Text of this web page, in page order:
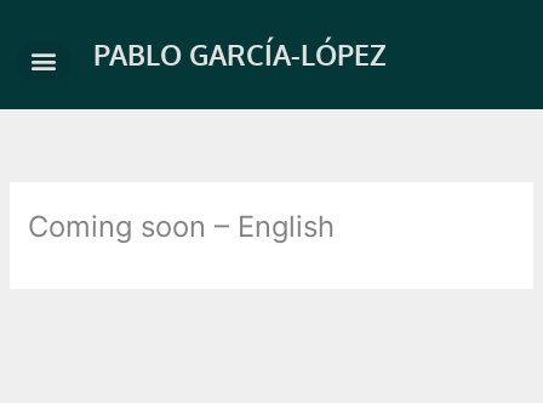
contenido
PABLO GARCÍA-LÓPEZ
Coming soon – English